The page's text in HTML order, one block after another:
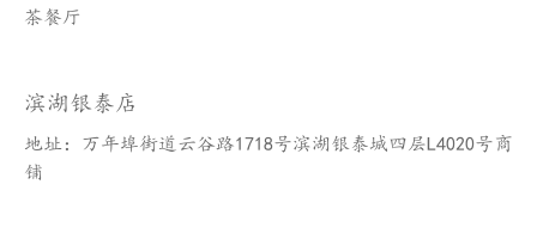
茶餐厅
滨湖银泰店
地址：万年埠街道云谷路1718号滨湖银泰城四层L4020号商
铺